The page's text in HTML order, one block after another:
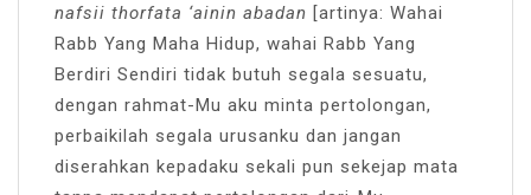
nafsii thorfata ‘ainin abadan [artinya: Wahai
Rabb Yang Maha Hidup, wahai Rabb Yang
Berdiri Sendiri tidak butuh segala sesuatu,
dengan rahmat-Mu aku minta pertolongan,
perbaikilah segala urusanku dan jangan
diserahkan kepadaku sekali pun sekejap mata